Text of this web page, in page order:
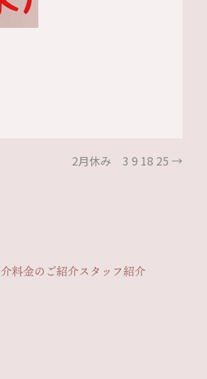
2月休み 3 9 18 25 →
料金のご紹介スタッフ紹介